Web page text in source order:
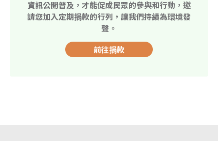
資訊公開普及，才能促成民眾的參與和行動，邀
請您加入定期捐款的行列，讓我們持續為環境發
聲。
前往捐款